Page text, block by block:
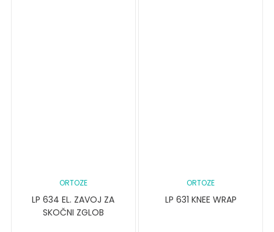
ORTOZE
LP 634 EL. ZAVOJ ZA
SKOČNI ZGLOB
ORTOZE
LP 631 KNEE WRAP